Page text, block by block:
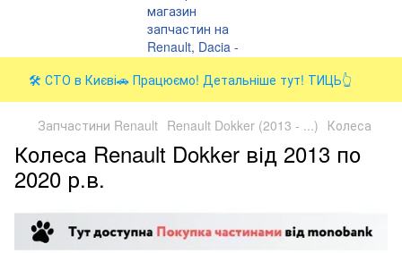
🛠️ СТО в Києві🚗 Працюємо! Детальніше тут! ТИЦЬ👆
Запчастини Renault Renault Dokker (2013 - ...) Колеса
Колеса Renault Dokker від 2013 по
2020 р.в.